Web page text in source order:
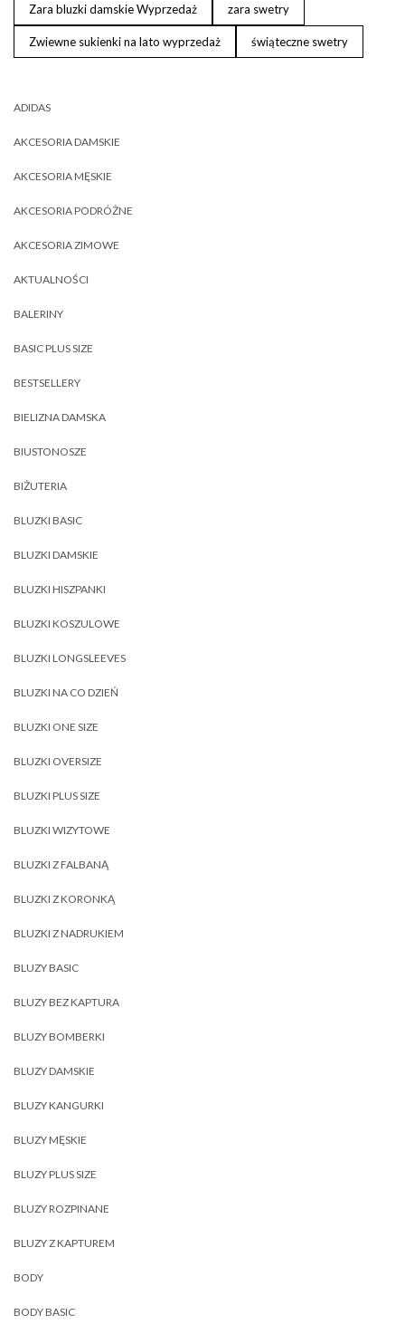
Zara bluzki damskie Wyprzedaż zara swetry
Zwiewne sukienki na lato wyprzedaż świąteczne swetry
ADIDAS
AKCESORIA DAMSKIE
AKCESORIA MĘSKIE
AKCESORIA PODRÓŻNE
AKCESORIA ZIMOWE
AKTUALNOŚCI
BALERINY
BASIC PLUS SIZE
BESTSELLERY
BIELIZNA DAMSKA
BIUSTONOSZE
BIŻUTERIA
BLUZKI BASIC
BLUZKI DAMSKIE
BLUZKI HISZPANKI
BLUZKI KOSZULOWE
BLUZKI LONGSLEEVES
BLUZKI NA CO DZIEŃ
BLUZKI ONE SIZE
BLUZKI OVERSIZE
BLUZKI PLUS SIZE
BLUZKI WIZYTOWE
BLUZKI Z FALBANĄ
BLUZKI Z KORONKĄ
BLUZKI Z NADRUKIEM
BLUZY BASIC
BLUZY BEZ KAPTURA
BLUZY BOMBERKI
BLUZY DAMSKIE
BLUZY KANGURKI
BLUZY MĘSKIE
BLUZY PLUS SIZE
BLUZY ROZPINANE
BLUZY Z KAPTUREM
BODY
BODY BASIC